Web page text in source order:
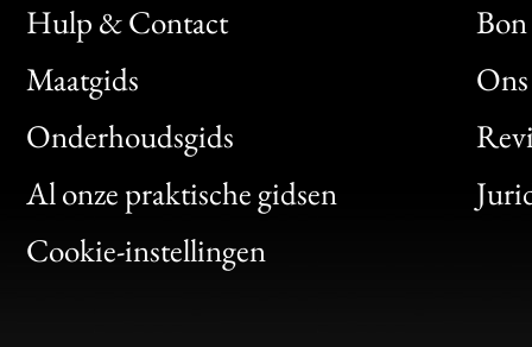
Hulp & Contact
Maatgids
Onderhoudsgids
Al onze praktische gidsen
Cookie-instellingen
Bon
Clic